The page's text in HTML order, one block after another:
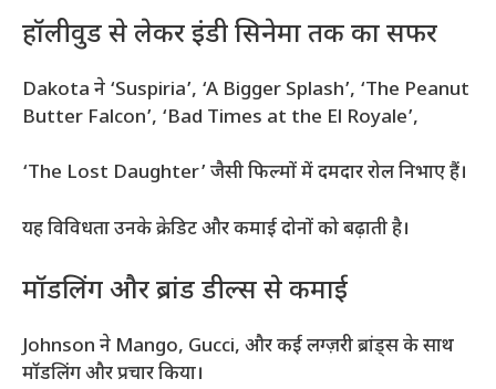
हॉलीवुड से लेकर इंडी सिनेमा तक का सफर
Dakota ने ‘Suspiria’, ‘A Bigger Splash’, ‘The Peanut
Butter Falcon’, ‘Bad Times at the El Royale’,
‘The Lost Daughter’ जैसी फिल्मों में दमदार रोल निभाए हैं।
यह विविधता उनके क्रेडिट और कमाई दोनों को बढ़ाती है।
मॉडलिंग और ब्रांड डील्स से कमाई
Johnson ने Mango, Gucci, और कई लग्ज़री ब्रांड्स के साथ
मॉडलिंग और प्रचार किया।